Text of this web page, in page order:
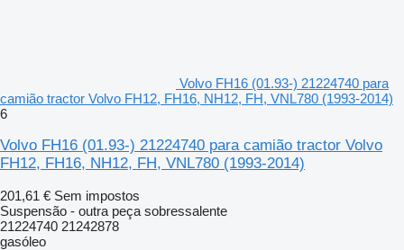
Volvo FH16 (01.93-) 21224740 para
camião tractor Volvo FH12, FH16, NH12, FH, VNL780 (1993-2014)
6
Volvo FH16 (01.93-) 21224740 para camião tractor Volvo
FH12, FH16, NH12, FH, VNL780 (1993-2014)
201,61 € Sem impostos
Suspensão - outra peça sobressalente
21224740 21242878
gasóleo